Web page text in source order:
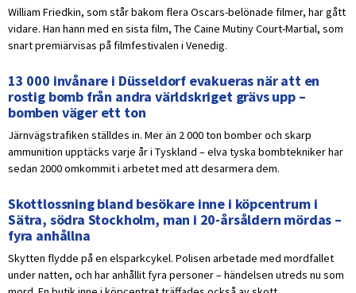
William Friedkin, som står bakom flera Oscars-belönade filmer, har gått
vidare. Han hann med en sista film, The Caine Mutiny Court-Martial, som
snart premiärvisas på filmfestivalen i Venedig.
13 000 invånare i Düsseldorf evakueras när att en
rostig bomb från andra världskriget grävs upp –
bomben väger ett ton
Järnvägstrafiken ställdes in. Mer än 2 000 ton bomber och skarp
ammunition upptäcks varje år i Tyskland – elva tyska bombtekniker har
sedan 2000 omkommit i arbetet med att desarmera dem.
Skottlossning bland besökare inne i köpcentrum i
Sätra, södra Stockholm, man i 20-årsåldern mördas –
fyra anhållna
Skytten flydde på en elsparkcykel. Polisen arbetade med mordfallet
under natten, och har anhållit fyra personer – händelsen utreds nu som